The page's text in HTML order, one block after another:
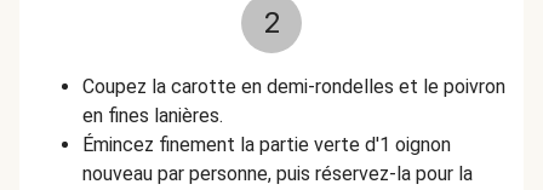
2
Coupez la carotte en demi-rondelles et le poivron
en fines lanières.
Émincez finement la partie verte d'1 oignon
nouveau par personne, puis réservez-la pour la